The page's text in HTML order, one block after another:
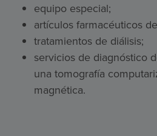
equipo especial;
artículos farmacéuticos
tratamientos de diálisis;
servicios de diagnóstico
una tomografía
magnética.